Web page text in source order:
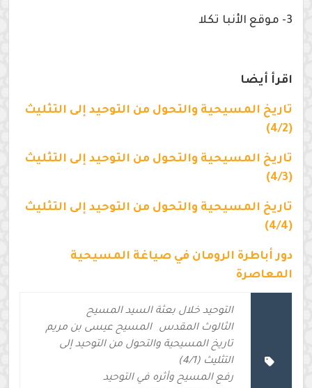
3- موقع الأنبا تكلا
اقرأ أيضا
تاريخ المسيحية والتحول من التوحيد إلى التثليث
(4/2)
تاريخ المسيحية والتحول من التوحيد إلى التثليث
(4/3)
تاريخ المسيحية والتحول من التوحيد إلى التثليث
(4/4)
دور أباطرة الرومان في صياغة المسيحية
المعاصرة
التوحيد خلال بعثة السيد المسيح
الثالوث المقدس
المسيح عيسى بن مريم
تاريخ المسيحية والتحول من التوحيد إلى
التثليث (4/1)
رفع المسيح وأثره في التوحيد